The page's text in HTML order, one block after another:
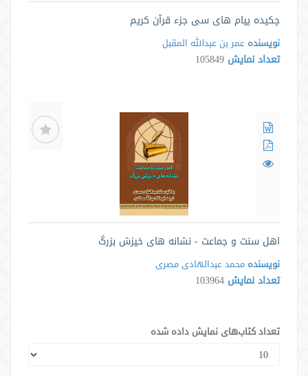
چکیده پیام های سی جزء قرآن کریم
نویسنده عمر بن عبدالله المقبل
تعداد نمایش 105849
اهل سنت و جماعت - نشانه های خیزش بزرگ
نویسنده محمد عبدالهادی مصری
تعداد نمایش 103964
تعداد کتاب‌های نمایش داده شده